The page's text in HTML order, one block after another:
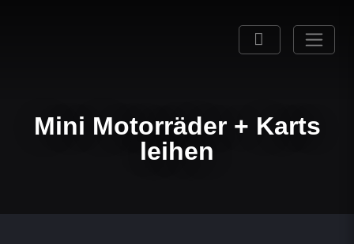
Mini Motorräder + Karts
leihen